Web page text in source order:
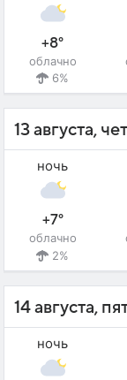
+8°
облачно
6%
13 августа,
ночь
+7°
облачно
2%
14 августа,
ночь